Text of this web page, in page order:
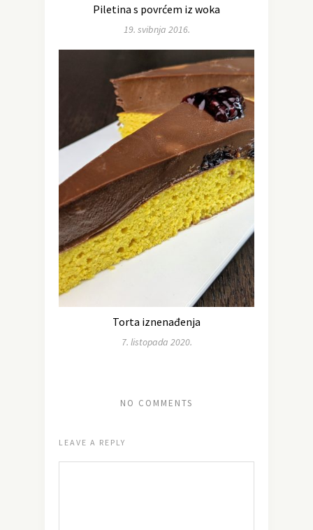
Piletina s povrćem iz woka
19. svibnja 2016.
Torta iznenađenja
7. listopada 2020.
NO COMMENTS
LEAVE A REPLY